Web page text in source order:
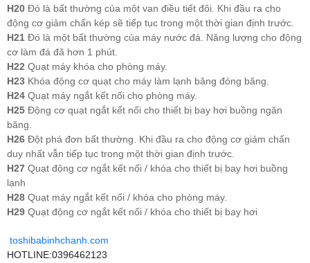
H20 Đó là bất thường của một van điều tiết đôi. Khi đầu ra cho
động cơ giảm chấn kép sẽ tiếp tục trong một thời gian định trước.
H21 Đó là một bất thường của máy nước đá. Năng lượng cho động
cơ làm đá đã hơn 1 phút.
H22 Quạt máy khóa cho phòng máy.
H23 Khóa động cơ quạt cho máy làm lạnh băng đóng băng.
H24 Quạt máy ngắt kết nối cho phòng máy.
H25 Động cơ quạt ngắt kết nối cho thiết bị bay hơi buồng ngăn
băng.
H26 Đột phá đơn bất thường. Khi đầu ra cho động cơ giảm chấn
duy nhất vẫn tiếp tục trong một thời gian định trước.
H27 Quạt động cơ ngắt kết nối / khóa cho thiết bị bay hơi buồng
lạnh
H28 Quạt máy ngắt kết nối / khóa cho phòng máy.
H29 Quạt động cơ ngắt kết nối / khóa cho thiết bị bay hơi
toshibabinhchanh.com
HOTLINE:0396462123